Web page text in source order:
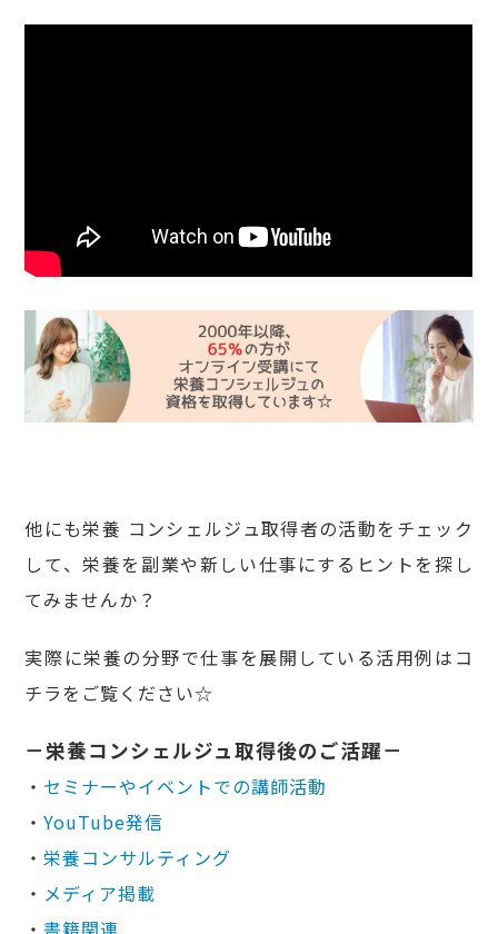
他にも栄養 コンシェルジュ取得者の活動をチェック
して、栄養を副業や新しい仕事にするヒントを探し
てみませんか？
実際に栄養の分野で仕事を展開している活用例はコ
チラをご覧ください☆
－栄養コンシェルジュ取得後のご活躍－
・ セミナーやイベントでの講師活動
・YouTube発信
・ 栄養コンサルティング
・ メディア掲載
・書籍関連